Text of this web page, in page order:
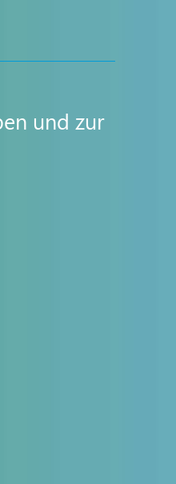
und zur